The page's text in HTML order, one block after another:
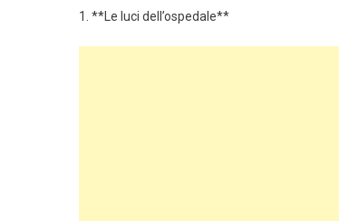
1. **Le luci dell’ospedale**